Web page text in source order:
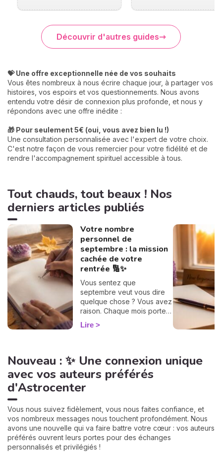
Découvrir d'autres guides
💝 Une offre exceptionnelle née de vos souhaits
Vous êtes nombreux à nous écrire chaque jour, à partager vos
histoires, vos espoirs et vos questionnements. Nous avons
entendu votre désir de connexion plus profonde, et nous y
répondons avec une offre inédite :
🎁 Pour seulement 5€ (oui, vous avez bien lu !)
Une consultation personnalisée avec l'expert de votre choix.
C'est notre façon de vous remercier pour votre fidélité et de
rendre l'accompagnement spirituel accessible à tous.
Tout chauds, tout beaux ! Nos
derniers articles publiés
Votre nombre
personnel de
septembre : la mission
cachée de votre
rentrée 🔢✨
Vous sentez que
septembre veut vous dire
quelque chose ? Vous avez
raison. Chaque mois porte
une vibration rien que pour
vous, et il suffit d'un petit
on trouve votre nombre
personnel, puis votre
mission de septembre,
chiffre par chiffre. 🔢
Lire
Nouveau : ✨ Une connexion unique
avec vos auteurs préférés
d'Astrocenter
Vous nous suivez fidèlement, vous nous faites confiance, et
vos nombreux messages nous touchent profondément. Nous
avons une nouvelle qui va faire battre votre cœur : vos auteurs
préférés ouvrent leurs portes pour des échanges
personnalisés et privilégiés !